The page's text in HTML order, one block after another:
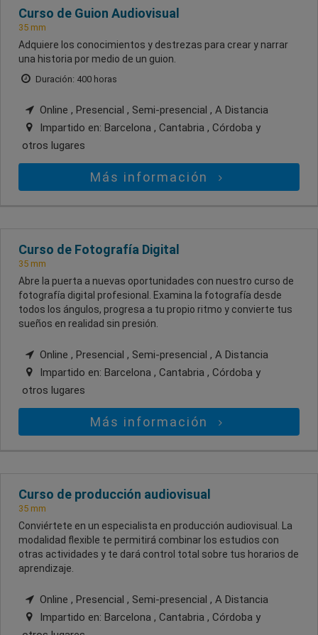
Curso de Guion Audiovisual
35 mm
Adquiere los conocimientos y destrezas para crear y narrar
una historia por medio de un guion.
Duración: 400 horas
Online , Presencial , Semi-presencial , A Distancia
Impartido en: Barcelona , Cantabria , Córdoba y
otros lugares
Más información
Curso de Fotografía Digital
35 mm
Abre la puerta a nuevas oportunidades con nuestro curso de
fotografía digital profesional. Examina la fotografía desde
todos los ángulos, progresa a tu propio ritmo y convierte tus
sueños en realidad sin presión.
Online , Presencial , Semi-presencial , A Distancia
Impartido en: Barcelona , Cantabria , Córdoba y
otros lugares
Más información
Curso de producción audiovisual
35 mm
Conviértete en un especialista en producción audiovisual. La
modalidad flexible te permitirá combinar los estudios con
otras actividades y te dará control total sobre tus horarios de
aprendizaje.
Online , Presencial , Semi-presencial , A Distancia
Impartido en: Barcelona , Cantabria , Córdoba y